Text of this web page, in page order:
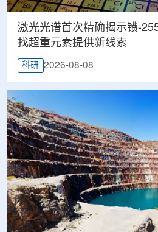
激光光谱首次精确揭示镄-
找超重元素提供新线索
科研 2026-08-08